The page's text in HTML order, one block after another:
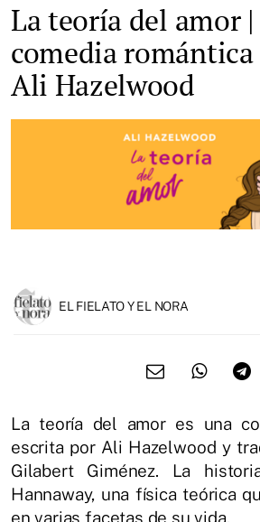
La teoría del amor
comedia
Ali Hazelwood
EL FIELATO Y EL NORA
La teoría del amor es una
escrita por Ali Hazelwood y
Gilabert Giménez. La
Hannaway, una física teórica
en varias facetas de su vida.